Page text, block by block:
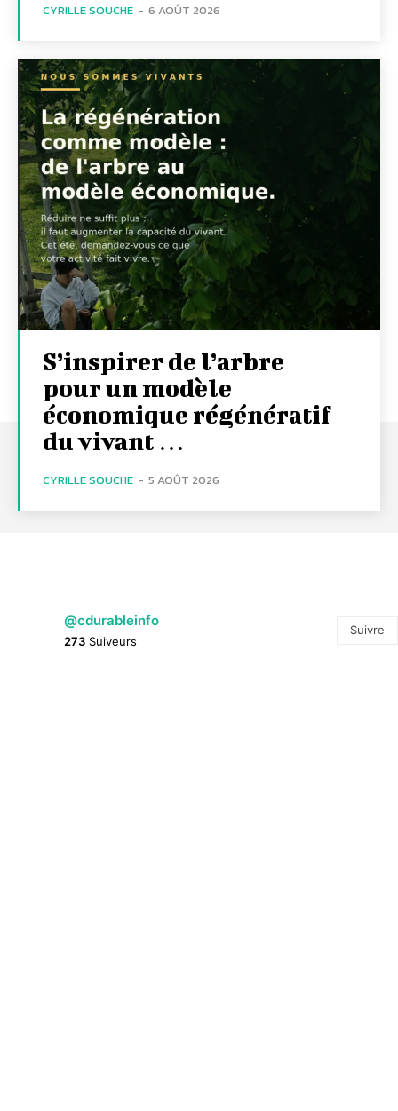
CYRILLE SOUCHE - 6 AOÛT 2026
S’inspirer de l’arbre
pour un modèle
économique régénératif
du vivant …
CYRILLE SOUCHE - 5 AOÛT 2026
@cdurableinfo
273 Suiveurs
Suivre